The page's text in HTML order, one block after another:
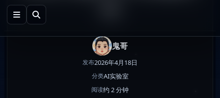
鬼哥
发布2026年4月18日
分类AI实验室
阅读约 2 分钟